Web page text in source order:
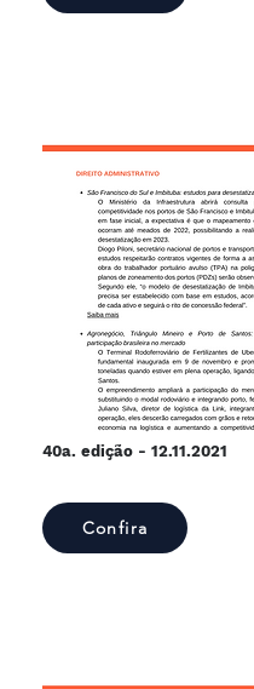
40a. edição - 12.11.2021
Confira